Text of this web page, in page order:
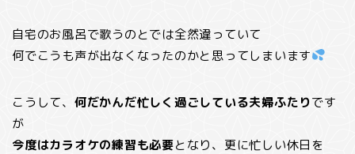
自宅のお風呂で歌うのとでは全然違っていて
何でこうも声が出なくなったのかと思ってしまいます
こうして、 何だかんだ忙しく過ごしている夫婦ふたりです
が
今度はカラオケの練習も必要となり、更に忙しい休日を